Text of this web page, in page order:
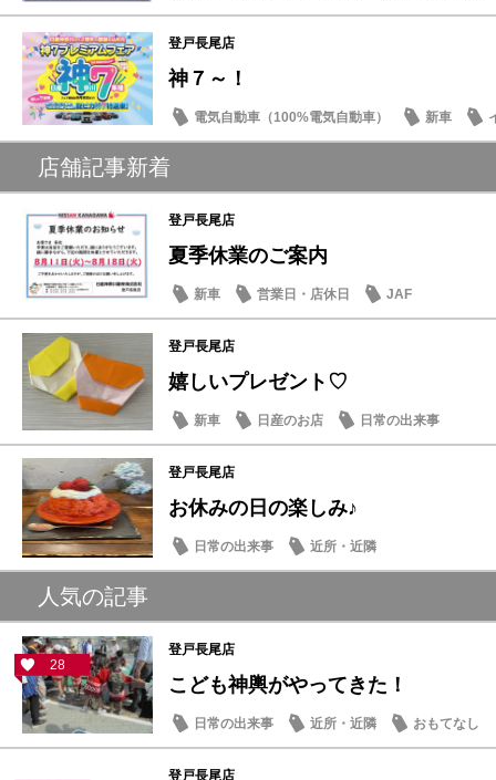
登戸長尾店
神７～！
電気自動車（100%電気自動車） 新車
店舗記事新着
登戸長尾店
夏季休業のご案内
新車 営業日・店休日 JAF
登戸長尾店
嬉しいプレゼント♡
新車 日産のお店 日常の出来事
登戸長尾店
お休みの日の楽しみ♪
日常の出来事 近所・近隣
人気の記事
28
登戸長尾店
こども神輿がやってきた！
日常の出来事 近所・近隣 おもてなし
登戸長尾店